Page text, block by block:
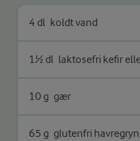
4 dl koldt vand
1½ dl laktosefri kefir
10 g gær
65 g glutenfri